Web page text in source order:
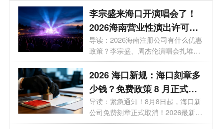
李宗盛来海口开演唱会了！
2026海南营业性演出许可证
怎么办理？一文看懂海南演
艺补贴申报合规全流程
导读：2026海南注册公司有什么优惠
政策？李宗盛、周杰伦演唱会扎堆，
揭秘...
2026 海口新规：海口刻章多
少钱？免费政策 8 月正式取
消
导读：紧急通知！8月8日起，海口新
公司免费刻章正式取消！2026最新政
策，海...